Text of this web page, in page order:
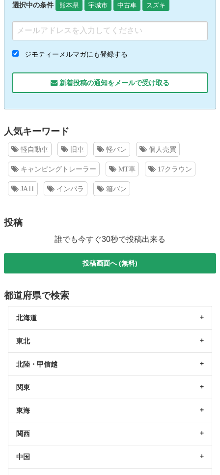
選択中の条件 熊本県 宇城市 中古車 スズキ
ジモティーメルマガにも登録する
新着投稿の通知をメールで受け取る
人気キーワード
軽自動車 旧車 軽バン 個人売買
キャンピングトレーラー MT車 17クラウン
JA11 インパラ 箱バン
投稿
誰でも今すぐ30秒で投稿出来る
投稿画面へ (無料)
都道府県で検索
北海道
東北
北陸・甲信越
関東
東海
関西
中国